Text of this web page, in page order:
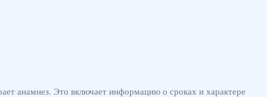
анамнез. Это включает информацию о сроках и характере